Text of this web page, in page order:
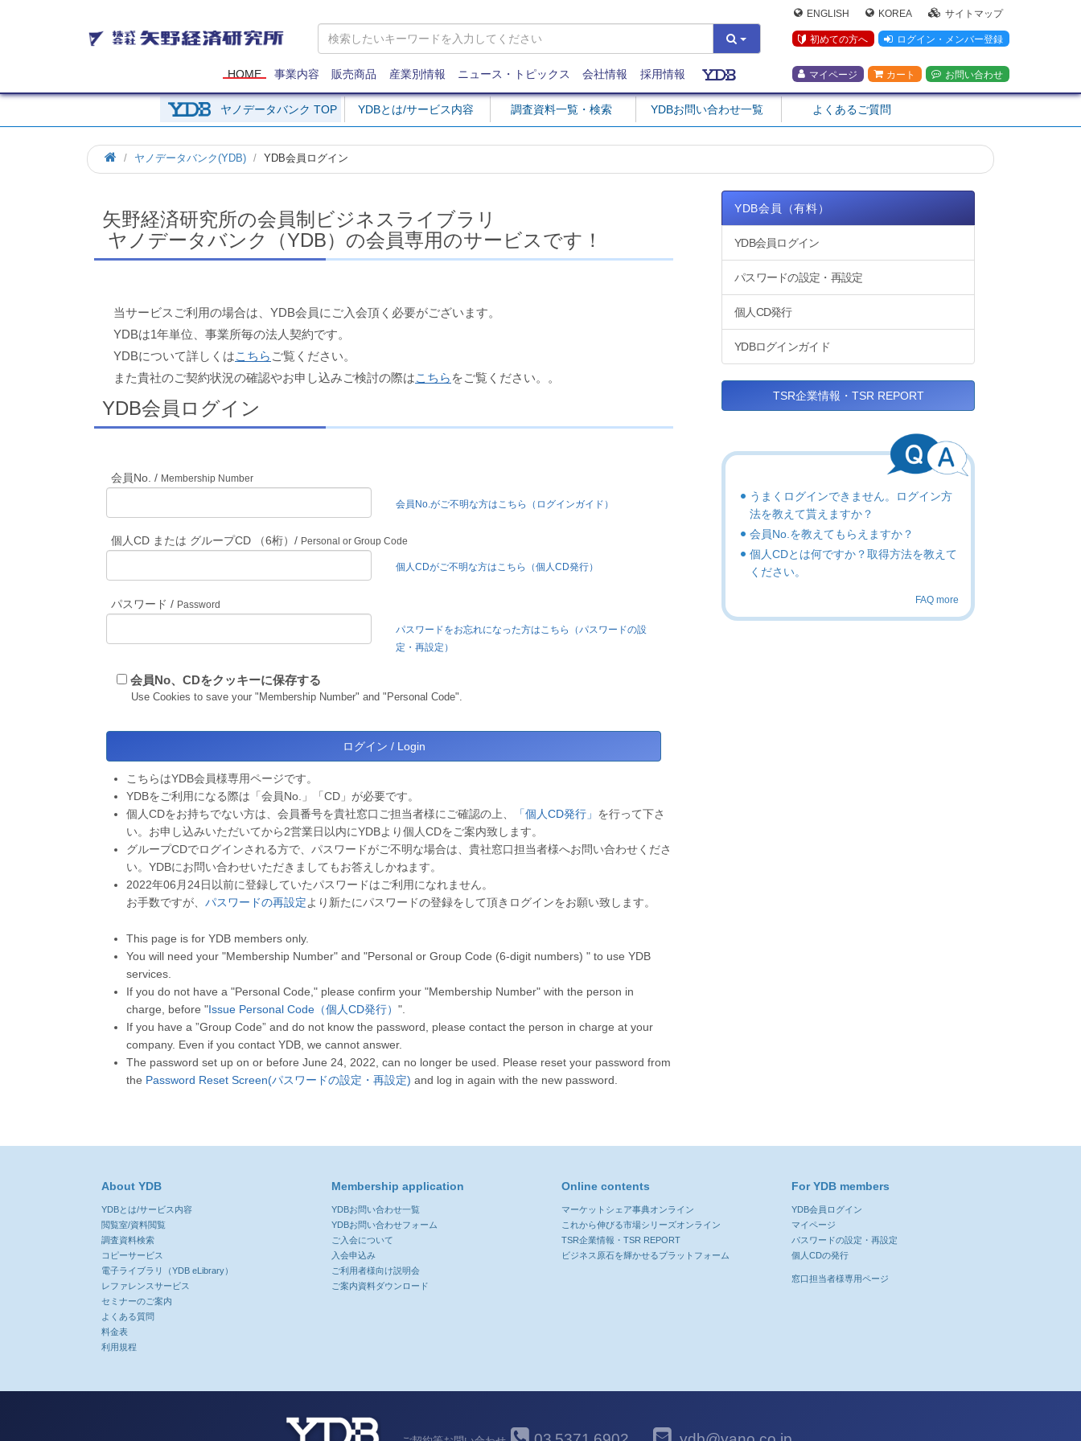
矢
野
研
究
所
ENGLISH KOREA サイトマップ
初めての方へ ログイン・メンバー登録
マイページ カート お問い合わせ
HOME 事業内容 販売商品 産業別情報 ニュース・トピックス 会社情報 採用情報
ヤノデータバンク TOP YDBとは/サービス内容 調査資料一覧・検索 YDBお問い合わせ一覧 よくあるご質問
ホ
ー
ヤノデータバンク(YDB) YDB会員ログイン
矢野経済研究所の会員制ビジネスライブラリ
ヤノデータバンク（YDB）の会員専用のサービスです！
当サービスご利用の場合は、YDB会員にご入会頂く必要がございます。
YDBは1年単位、事業所毎の法人契約です。
YDBについて詳しくはこちら ご覧ください。
また貴社のご契約状況の確認やお申し込みご検討の際はこちら をご覧ください。。
YDB会員ログイン
会員No. / Membership Number
会員No.がご不明な方はこちら（ログインガイド）
個人CD または グループCD （6桁）/ Personal or Group Code
個人CDがご不明な方はこちら（個人CD発行）
パスワード / Password
パスワードをお忘れになった方はこちら（パスワードの設
定・再設定）
会員No、CDをクッキーに保存する
Use Cookies to save your "Membership Number" and "Personal Code".
こちらはYDB会員様専用ページです。
YDBをご利用になる際は「会員No.」「CD」が必要です。
個人CDをお持ちでない方は、会員番号を貴社窓口ご担当者様にご確認の上、
「個人CD発行」 を行って下さ
い。お申し込みいただいてから2営業日以内にYDBより個人CDをご案内致します。
グループCDでログインされる方で、パスワードがご不明な場合は、貴社窓口担当者様へお問い合わせくださ
い。YDBにお問い合わせいただきましてもお答えしかねます。
2022年06月24日以前に登録していたパスワードはご利用になれません。
お手数ですが、 パスワードの再設定より新たにパスワードの登録をして頂きログインをお願い致します。
This page is for YDB members only.
You will need your "Membership Number" and "Personal or Group Code (6-digit numbers) " to use YDB
services.
If you do not have a "Personal Code," please confirm your "Membership Number" with the person in
charge, before "Issue Personal Code（個人CD発行） ".
If you have a ”Group Code” and do not know the password, please contact the person in charge at your
company. Even if you contact YDB, we cannot answer.
The password set up on or before June 24, 2022, can no longer be used. Please reset your password from
the Password Reset Screen(パスワードの設定・再設定) and log in again with the new password.
YDB会員（有料）
YDB会員ログイン
パスワードの設定・再設定
個人CD発行
YDBログインガイド
TSR企業情報・TSR REPORT
うまくログインできません。ログイン方
法を教えて貰えますか？
会員No.を教えてもらえますか？
個人CDとは何ですか？取得方法を教えて
ください。
FAQ more
About YDB
YDBとは/サービス内容
閲覧室/資料閲覧
調査資料検索
コピーサービス
電子ライブラリ（YDB eLibrary）
レファレンスサービス
セミナーのご案内
よくある質問
料金表
利用規程
Membership application
YDBお問い合わせ一覧
YDBお問い合わせフォーム
ご入会について
入会申込み
ご利用者様向け説明会
ご案内資料ダウンロード
Online contents
マーケットシェア事典オンライン
これから伸びる市場シリーズオンライン
TSR企業情報・TSR REPORT
ビジネス原石を輝かせるプラットフォーム
For YDB members
YDB会員ログイン
マイページ
パスワードの設定・再設定
個人CDの発行
窓口担当者様専用ページ